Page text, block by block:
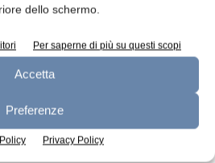
dello schermo.
Per saperne di più su questi scopi
Accetta
Preferenze
Privacy Policy
ALTRO DALL'AUTORE
finanziamento da Intesa
direttore generale per Latterie